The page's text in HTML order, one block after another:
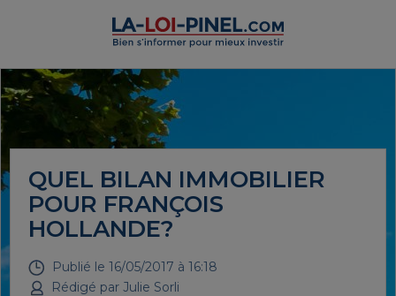
QUEL BILAN IMMOBILIER
POUR FRANÇOIS
HOLLANDE?
Publié le 16/05/2017 à 16:18
Rédigé par Julie Sorli